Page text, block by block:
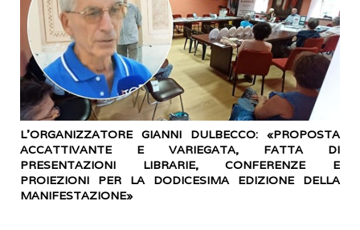
L’ORGANIZZATORE GIANNI DULBECCO: «PROPOSTA
ACCATTIVANTE E VARIEGATA, FATTA DI
PRESENTAZIONI LIBRARIE, CONFERENZE E
PROIEZIONI PER LA DODICESIMA EDIZIONE DELLA
MANIFESTAZIONE»